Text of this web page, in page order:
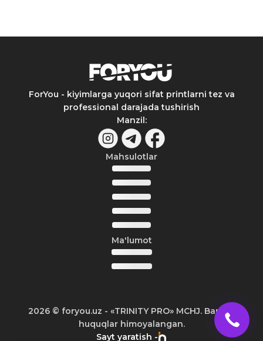
ForYou - kiyimlarga yuqori sifat printlarni tez va
professional darajada tushirish
Manzil:
Mahsulotlar
Ma'lumot
2026© foryou.uz - «TRINITY PRO» MCHJ. Barcha
huquqlar himoyalangan.
Sayt yaratish -